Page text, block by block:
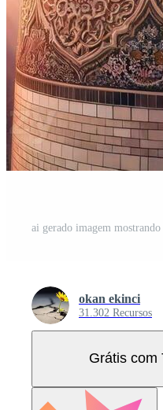
okan ekinci
31.302 Recursos
Grátis com